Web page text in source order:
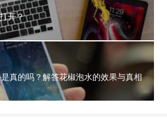
开？
真的吗？解答花椒泡水的效果与真相